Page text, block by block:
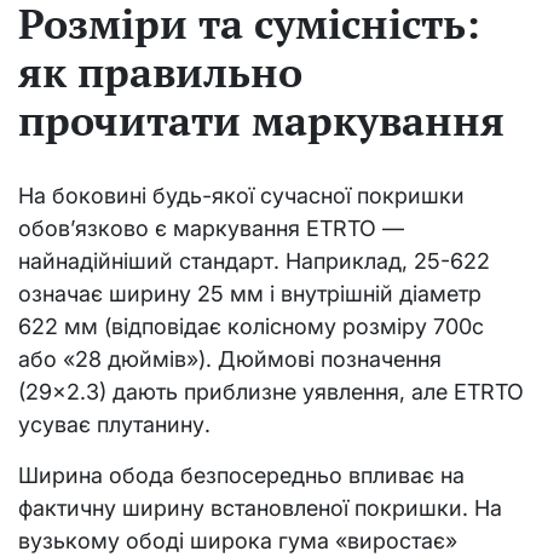
Розміри та сумісність:
як правильно
прочитати маркування
На боковині будь-якої сучасної покришки
обов’язково є маркування ETRTO —
найнадійніший стандарт. Наприклад, 25-622
означає ширину 25 мм і внутрішній діаметр
622 мм (відповідає колісному розміру 700c
або «28 дюймів»). Дюймові позначення
(29×2.3) дають приблизне уявлення, але ETRTO
усуває плутанину.
Ширина обода безпосередньо впливає на
фактичну ширину встановленої покришки. На
вузькому ободі широка гума «виростає»